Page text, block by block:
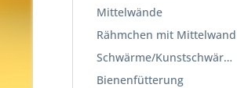
Mittelwände
Rähmchen mit Mittelwand
Schwärme/Kunstschwärme
Bienenfütterung